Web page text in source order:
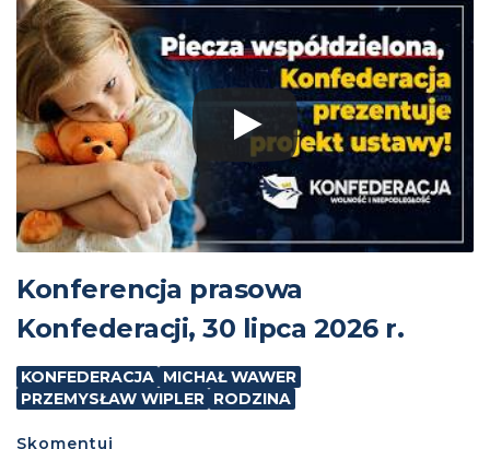
Konferencja prasowa
Konfederacji, 30 lipca 2026 r.
KONFEDERACJA MICHAŁ WAWER
PRZEMYSŁAW WIPLER RODZINA
Skomentuj